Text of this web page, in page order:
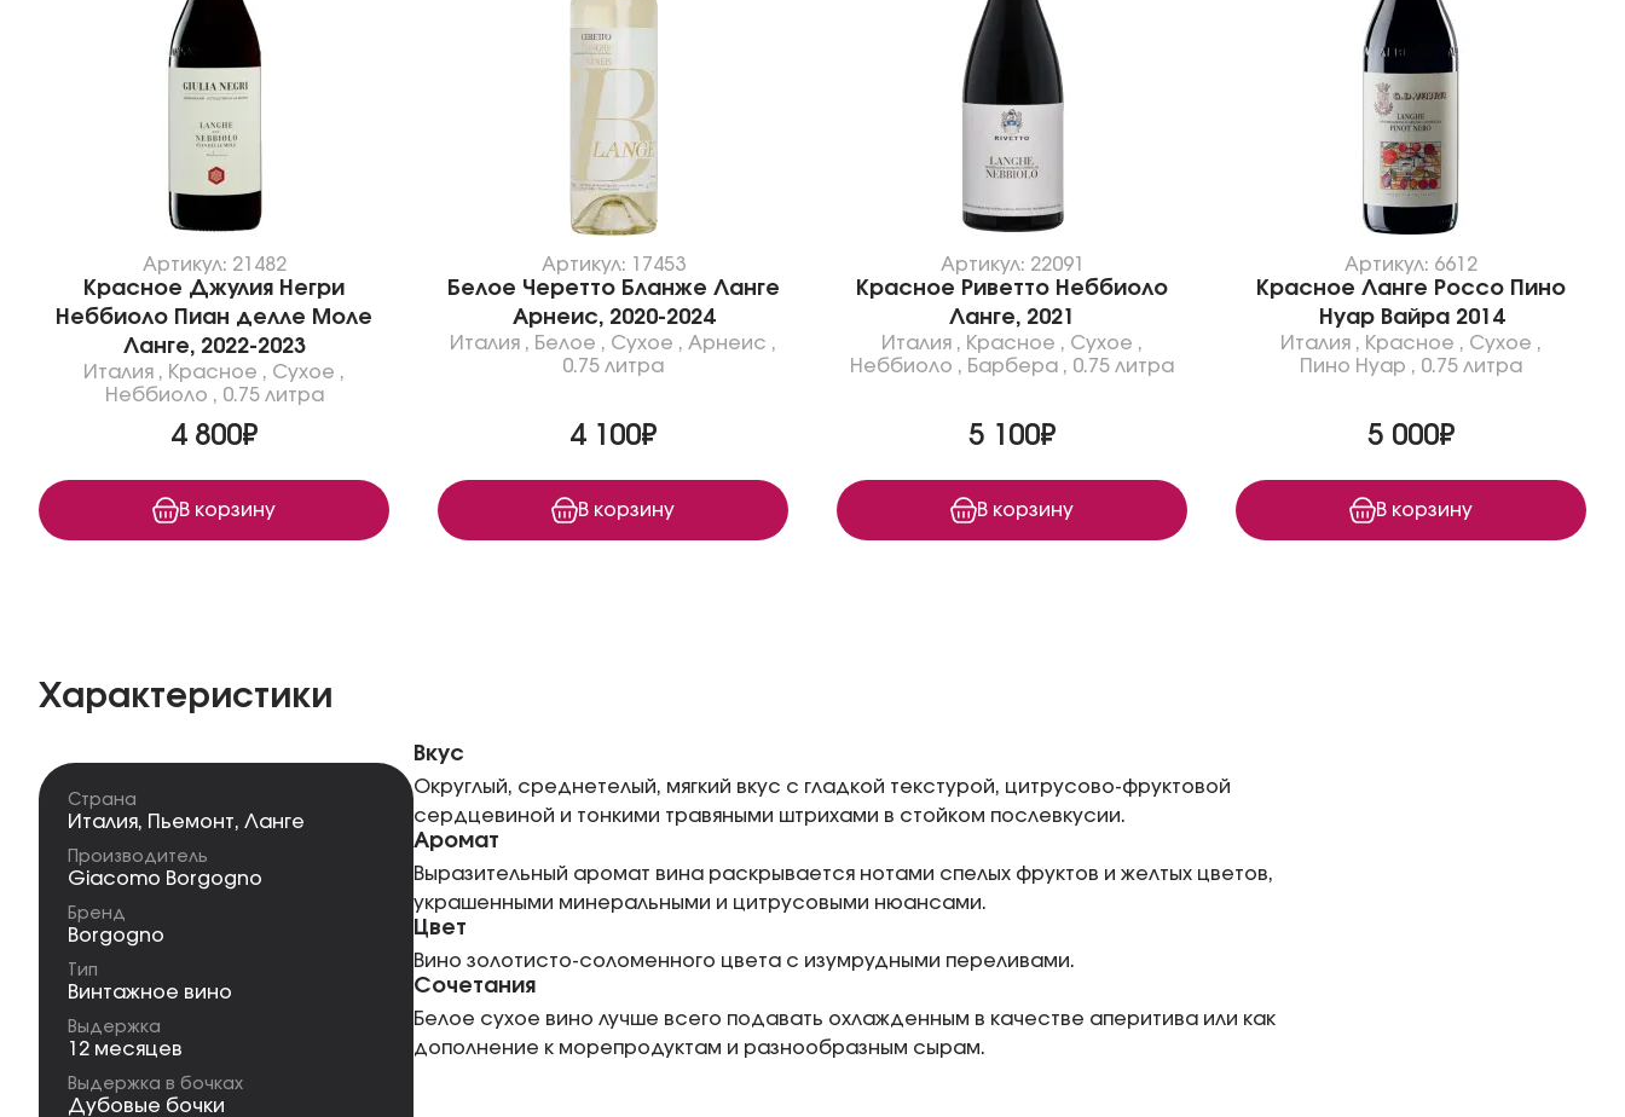
Артикул: 21482
Красное Джулия Негри
Неббиоло Пиан делле Моле
Ланге, 2022-2023
Италия , Красное , Сухое ,
Неббиоло , 0.75 литра
4 800₽
В корзину
Артикул: 17453
Белое Черетто Бланже Ланге
Арнеис, 2020-2024
Италия , Белое , Сухое , Арнеис ,
0.75 литра
4 100₽
В корзину
Артикул: 22091
Красное Риветто Неббиоло
Ланге, 2021
Италия , Красное , Сухое ,
Неббиоло , Барбера , 0.75 литра
5 100₽
В корзину
Артикул: 6612
Красное Ланге Россо Пино
Нуар Вайра 2014
Италия , Красное , Сухое ,
Пино Нуар , 0.75 литра
5 000₽
В корзину
Характеристики
Страна
Италия, Пьемонт, Ланге
Производитель
Giacomo Вorgogno
Бренд
Вorgogno
Тип
Винтажное вино
Выдержка
12 месяцев
Выдержка в бочках
Дубовые бочки
Вкус
Округлый, среднетелый, мягкий вкус с гладкой текстурой, цитрусово-фруктовой
сердцевиной и тонкими травяными штрихами в стойком послевкусии.
Аромат
Выразительный аромат вина раскрывается нотами спелых фруктов и желтых цветов,
украшенными минеральными и цитрусовыми нюансами.
Цвет
Вино золотисто-соломенного цвета с изумрудными переливами.
Сочетания
Белое сухое вино лучше всего подавать охлажденным в качестве аперитива или как
дополнение к морепродуктам и разнообразным сырам.